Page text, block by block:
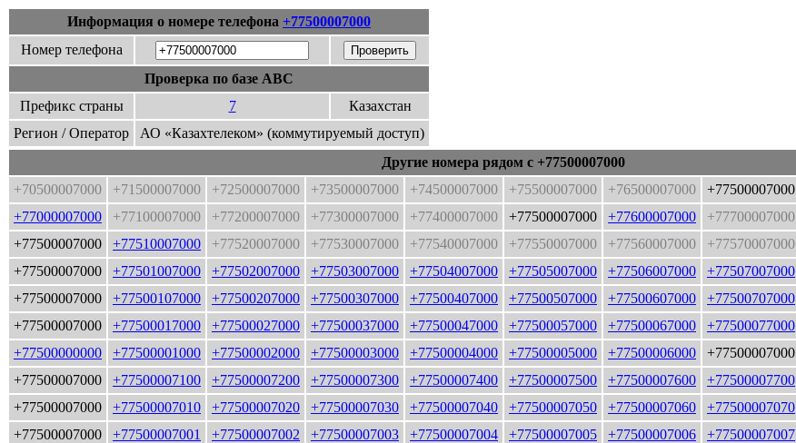
Информация о номере телефона +77500007000
Номер телефона
Проверка по базе ABC
Префикс страны
7
Казахстан
Регион / Оператор
АО «Казахтелеком» (коммутируемый доступ)
Другие номера рядом с +77500007000
+70500007000
+71500007000 +72500007000 +73500007000 +74500007000 +75500007000 +76500007000 +77500007000
+77000007000
+77100007000 +77200007000 +77300007000 +77400007000 +77500007000 +77600007000 +77700007000
+77500007000
+77510007000 +77520007000 +77530007000 +77540007000 +77550007000 +77560007000 +77570007000
+77500007000
+77501007000 +77502007000 +77503007000 +77504007000 +77505007000 +77506007000 +77507007000
+77500007000
+77500107000 +77500207000 +77500307000 +77500407000 +77500507000 +77500607000 +77500707000
+77500007000
+77500017000 +77500027000 +77500037000 +77500047000 +77500057000 +77500067000 +77500077000
+77500000000
+77500001000 +77500002000 +77500003000 +77500004000 +77500005000 +77500006000 +77500007000
+77500007000
+77500007100 +77500007200 +77500007300 +77500007400 +77500007500 +77500007600 +77500007700
+77500007000
+77500007010 +77500007020 +77500007030 +77500007040 +77500007050 +77500007060 +77500007070
+77500007000
+77500007001 +77500007002 +77500007003 +77500007004 +77500007005 +77500007006 +77500007007